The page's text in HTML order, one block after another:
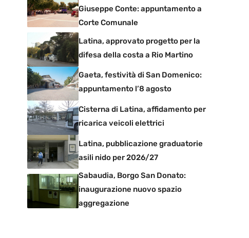
Giuseppe Conte: appuntamento a
Corte Comunale
Latina, approvato progetto per la
difesa della costa a Rio Martino
Gaeta, festività di San Domenico:
appuntamento l’8 agosto
Cisterna di Latina, affidamento per
ricarica veicoli elettrici
Latina, pubblicazione graduatorie
asili nido per 2026/27
Sabaudia, Borgo San Donato:
inaugurazione nuovo spazio
aggregazione